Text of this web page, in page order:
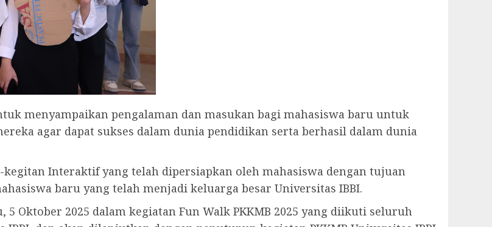
menyampaikan pengalaman dan masukan bagi mahasiswa baru untuk
agar dapat sukses dalam dunia pendidikan serta berhasil dalam dunia
Interaktif yang telah dipersiapkan oleh mahasiswa dengan tujuan
baru yang telah menjadi keluarga besar Universitas IBBI.
Oktober 2025 dalam kegiatan Fun Walk PKKMB 2025 yang diikuti seluruh